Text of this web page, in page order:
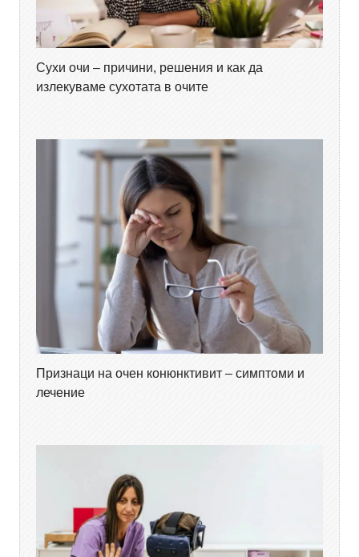
Сухи очи – причини, решения и как да
излекуваме сухотата в очите
Признаци на очен конюнктивит – симптоми и
лечение